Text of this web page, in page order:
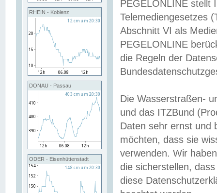
RHEIN - Koblenz
DONAU - Passau
ODER - Eisenhüttenstadt
PEGELONLINE stellt
Telemediengesetzes
Abschnitt VI als
PEGELONLINE
die Regeln der
Die Wasserstraßen-
und das ITZBund
Daten sehr ernst und
möchten, dass sie
verwenden. Wir
die sicherstellen,
diese